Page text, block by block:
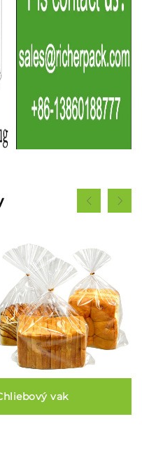
vak